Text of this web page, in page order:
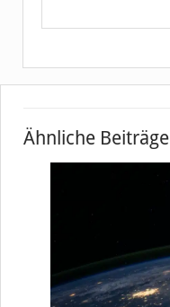
Ähnliche Beiträge